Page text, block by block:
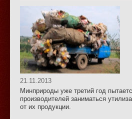
21.11.2013
Минприроды уже третий год
производителей заниматься
от их продукции.